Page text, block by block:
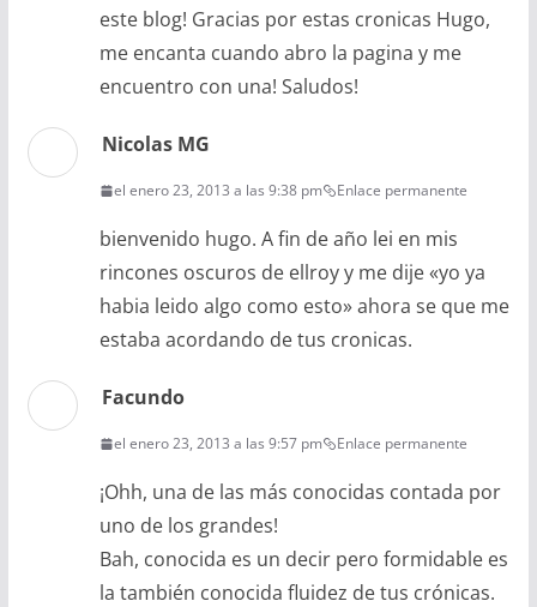
este blog! Gracias por estas cronicas Hugo,
me encanta cuando abro la pagina y me
encuentro con una! Saludos!
Nicolas MG
el enero 23, 2013 a las 9:38 pm Enlace permanente
bienvenido hugo. A fin de año lei en mis
rincones oscuros de ellroy y me dije «yo ya
habia leido algo como esto» ahora se que me
estaba acordando de tus cronicas.
Facundo
el enero 23, 2013 a las 9:57 pm Enlace permanente
¡Ohh, una de las más conocidas contada por
uno de los grandes!
Bah, conocida es un decir pero formidable es
la también conocida fluidez de tus crónicas.